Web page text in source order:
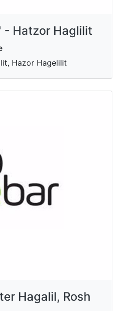
- Hatzor Haglilit
Hazor Hagelilit
Hagalil, Rosh